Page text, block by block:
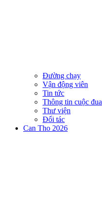
Đường chạy
Vận động viên
Tin tức
Thông tin cuộc đua
Thư viện
Đối tác
Can Tho 2026